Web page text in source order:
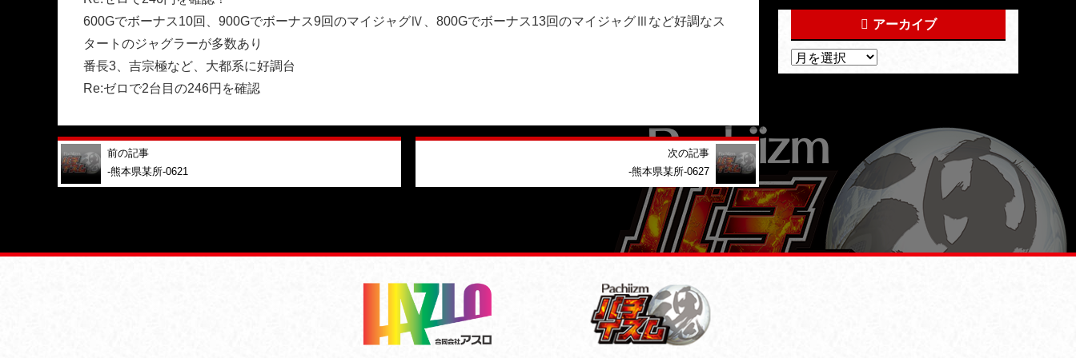
600Gでボーナス10回、900Gでボーナス9回のマイジャグⅣ、800Gでボーナス13回のマイジャグⅢなど好調なス
タートのジャグラーが多数あり
番長3、吉宗極など、大都系に好調台
Re:ゼロで2台目の246円を確認
前の記事
-熊本県某所-0621
次の記事
-熊本県某所-0627
アーカイブ